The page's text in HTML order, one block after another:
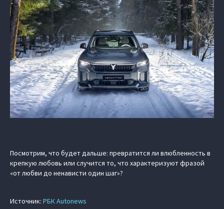
Посмотрим, что будет дальше: превратится ли влюбленность в
крепкую любовь или случится то, что характеризуют фразой
«от любви до ненависти один шаг»?
Источник: РБК Autonews